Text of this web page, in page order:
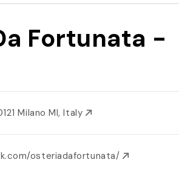
Fortunata -
Milano MI, Italy
osteriadafortunata/